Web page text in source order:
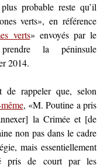
probable reste qu’il
verts», en référence
verts» envoyés par le
la péninsule
2014.
de rappeler que, selon
, «M. Poutine a pris
la Crimée et [de
non pas dans le cadre
mais essentiellement
pris de court par les